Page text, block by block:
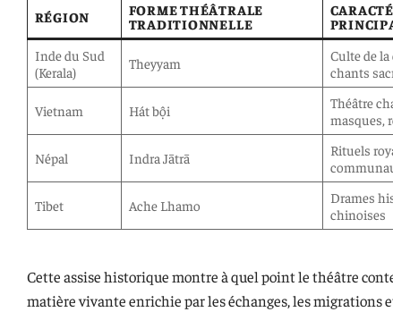
RÉGION
FORME THÉÂTRALE
TRADITIONNELLE
Inde du Sud
(Kerala)
Theyyam
Culte de la
chants
Vietnam Hát bội
Théâtre
masques,
Népal Indra Jātrā
Rituels
Tibet Ache Lhamo
Drames
chinoises
Cette assise historique montre à quel point le théâtre
matière vivante enrichie par les échanges, les migrations